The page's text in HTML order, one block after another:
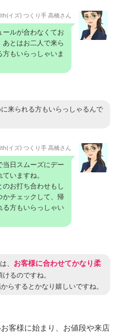
ith(イズ) つくり手 高橋さん
ルが合わなくてお
とはお二人で来ら
もいらっしゃいま
来られる方もいらっしゃるんで
ith(イズ) つくり手 高橋さん
当日スムーズにデー
いますね。
お打ち合わせもし
かチェックして、帰
る方もいらっしゃい
、 お客様に合わせてかなり柔
けるのですね。
らするとかなり嬉しいですね。
客様に始まり、お値段や来店